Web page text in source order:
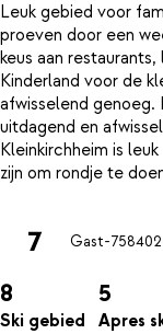
Leuk gebied voor
proeven door een
keus aan
Kinderland voor de
afwisselend
uitdagend en
Kleinkirchheim is
7 Gast-7584
8
Ski gebied
5
Apres